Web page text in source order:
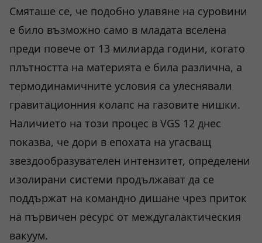
Смяташе се, че подобно улавяне на суровини
е било възможно само в младата вселена
преди повече от 13 милиарда години, когато
плътността на материята е била различна, а
термодинамичните условия са улеснявали
гравитационния колапс на газовите нишки.
Наличието на този процес в VGS 12 днес
показва, че дори в епохата на угасващ
звездообразувателен интензитет, определени
изолирани системи продължават да се
поддържат на командно дишане чрез приток
на първичен ресурс от междугалактическия
вакуум.